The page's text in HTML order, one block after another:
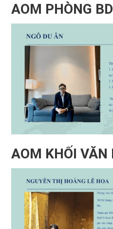
AOM PHÒNG BD
AOM KHỐI VĂN